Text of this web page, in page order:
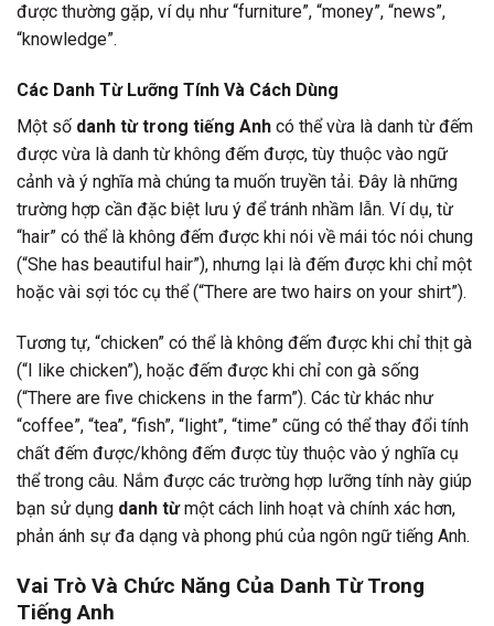
được thường gặp, ví dụ như “furniture”, “money”, “news”,
“knowledge”.
Các Danh Từ Lưỡng Tính Và Cách Dùng
Một số danh từ trong tiếng Anh có thể vừa là danh từ đếm
được vừa là danh từ không đếm được, tùy thuộc vào ngữ
cảnh và ý nghĩa mà chúng ta muốn truyền tải. Đây là những
trường hợp cần đặc biệt lưu ý để tránh nhầm lẫn. Ví dụ, từ
“hair” có thể là không đếm được khi nói về mái tóc nói chung
(“She has beautiful hair”), nhưng lại là đếm được khi chỉ một
hoặc vài sợi tóc cụ thể (“There are two hairs on your shirt”).
Tương tự, “chicken” có thể là không đếm được khi chỉ thịt gà
(“I like chicken”), hoặc đếm được khi chỉ con gà sống
(“There are five chickens in the farm”). Các từ khác như
“coffee”, “tea”, “fish”, “light”, “time” cũng có thể thay đổi tính
chất đếm được/không đếm được tùy thuộc vào ý nghĩa cụ
thể trong câu. Nắm được các trường hợp lưỡng tính này giúp
bạn sử dụng danh từmột cách linh hoạt và chính xác hơn,
phản ánh sự đa dạng và phong phú của ngôn ngữ tiếng Anh.
Vai Trò Và Chức Năng Của Danh Từ Trong
Tiếng Anh